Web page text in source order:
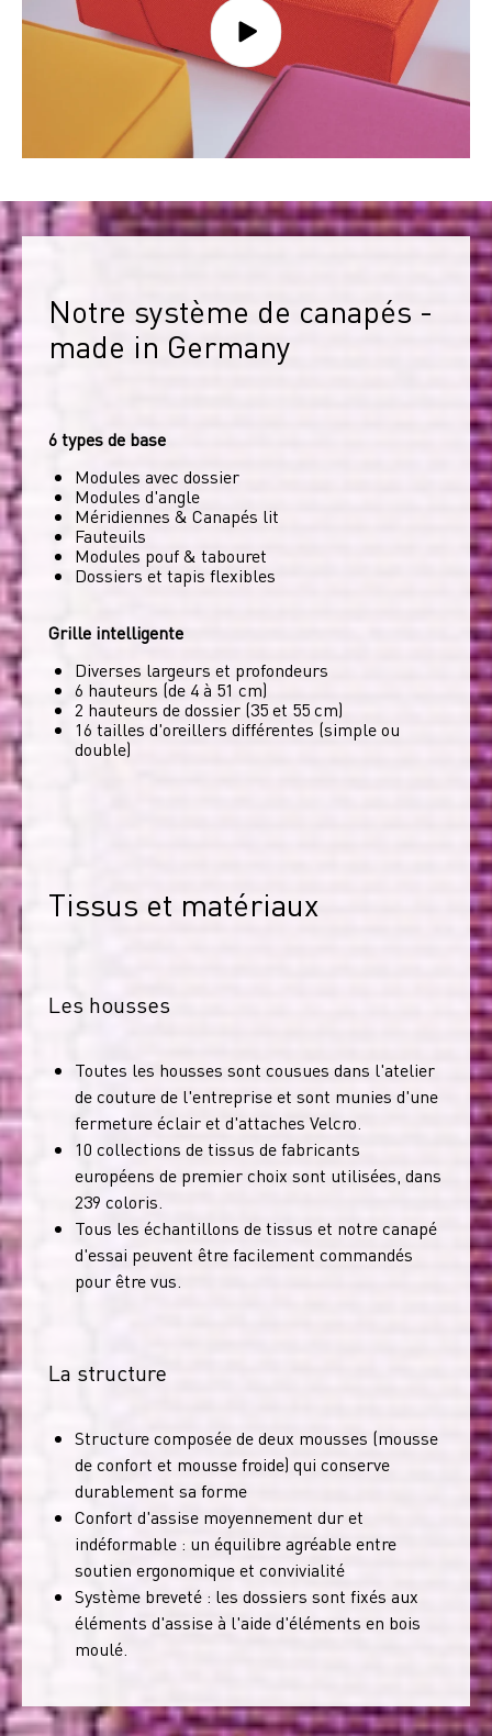
Notre système de canapés -
made in Germany
6 types de base
Modules avec dossier
Modules d'angle
Méridiennes & Canapés lit
Fauteuils
Modules pouf & tabouret
Dossiers et tapis flexibles
Grille intelligente
Diverses largeurs et profondeurs
6 hauteurs (de 4 à 51 cm)
2 hauteurs de dossier (35 et 55 cm)
16 tailles d'oreillers différentes (simple ou
double)
Tissus et matériaux
Les housses
Toutes les housses sont cousues dans l'atelier
de couture de l'entreprise et sont munies d'une
fermeture éclair et d'attaches Velcro.
10 collections de tissus de fabricants
européens de premier choix sont utilisées, dans
239 coloris.
Tous les échantillons de tissus et notre canapé
d'essai peuvent être facilement commandés
pour être vus.
La structure
Structure composée de deux mousses (mousse
de confort et mousse froide) qui conserve
durablement sa forme
Confort d'assise moyennement dur et
indéformable : un équilibre agréable entre
soutien ergonomique et convivialité
Système breveté : les dossiers sont fixés aux
éléments d'assise à l'aide d'éléments en bois
moulé.